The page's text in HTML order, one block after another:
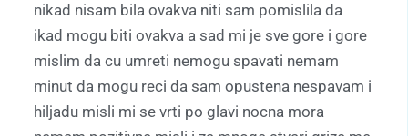
nikad nisam bila ovakva niti sam pomislila da
ikad mogu biti ovakva a sad mi je sve gore i gore
mislim da cu umreti nemogu spavati nemam
minut da mogu reci da sam opustena nespavam i
hiljadu misli mi se vrti po glavi nocna mora